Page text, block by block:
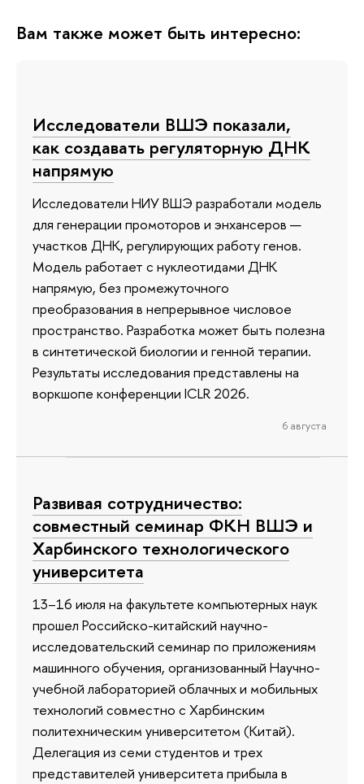
Вам также может быть интересно:
Исследователи ВШЭ показали,
как создавать регуляторную ДНК
напрямую
Исследователи НИУ ВШЭ разработали модель
для генерации промоторов и энхансеров —
участков ДНК, регулирующих работу генов.
Модель работает с нуклеотидами ДНК
напрямую, без промежуточного
преобразования в непрерывное числовое
пространство. Разработка может быть полезна
в синтетической биологии и генной терапии.
Результаты исследования представлены на
воркшопе конференции ICLR 2026.
6 августа
Развивая сотрудничество:
совместный семинар ФКН ВШЭ и
Харбинского технологического
университета
13–16 июля на факультете компьютерных наук
прошел Российско-китайский научно-
исследовательский семинар по приложениям
машинного обучения, организованный Научно-
учебной лабораторией облачных и мобильных
технологий совместно с Харбинским
политехническим университетом (Китай).
Делегация из семи студентов и трех
представителей университета прибыла в